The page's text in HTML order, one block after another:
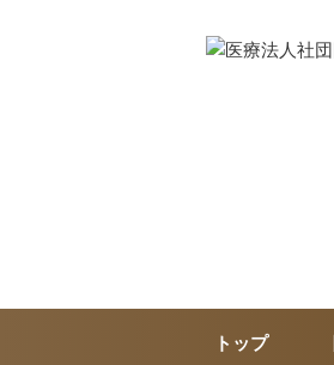
トップ